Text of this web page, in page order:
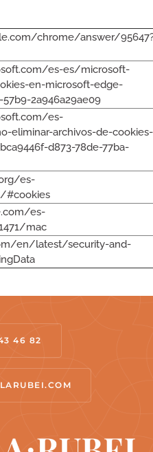
chrome/answer/
es-es/microsoft-
en-microsoft-edge-
2a946a29ae09
es-
eliminar-archivos-de-cookies-
d873-78de-77ba-
es-
#cookies
es-
mac
en/latest/security-and-
46 82